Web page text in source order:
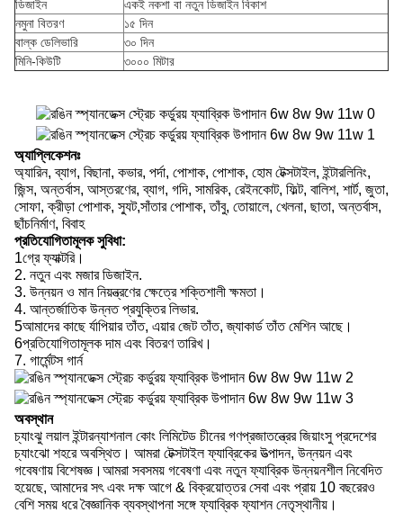
ডিজাইন
একই নকশা বা নতুন ডিজাইন বিকাশ
নমুনা বিতরণ
১৫ দিন
বাল্ক ডেলিভারি
৩০ দিন
মিনি-কিউটি
৩০০০ মিটার
অ্যাপ্লিকেশনঃ
অ্যারিন, ব্যাগ, বিছানা, কভার, পর্দা, পোশাক, পোশাক, হোম টেক্সটাইল, ইন্টারলিনিং,
জিন্স, অন্তর্বাস, আস্তরণের, ব্যাগ, গদি, সামরিক, রেইনকোট, ফিল্ট, বালিশ, শার্ট, জুতা,
সোফা, ক্রীড়া পোশাক, স্যুট,সাঁতার পোশাক, তাঁবু, তোয়ালে, খেলনা, ছাতা, অন্তর্বাস,
ছাঁচনির্মাণ, বিবাহ
প্রতিযোগিতামূলক সুবিধা:
1গ্রে ফ্যাক্টরি।
2. নতুন এবং মজার ডিজাইন.
3. উন্নয়ন ও মান নিয়ন্ত্রণের ক্ষেত্রে শক্তিশালী ক্ষমতা।
4. আন্তর্জাতিক উন্নত প্রযুক্তির লিভার.
5আমাদের কাছে র্যাপিয়ার তাঁত, এয়ার জেট তাঁত, জ্যাকার্ড তাঁত মেশিন আছে।
6প্রতিযোগিতামূলক দাম এবং বিতরণ তারিখ।
7. গার্মেন্টস গার্ন
অবস্থান
চ্যাংঝু লয়াল ইন্টারন্যাশনাল কোং লিমিটেড চীনের গণপ্রজাতন্ত্রের জিয়াংসু প্রদেশের
চ্যাংঝো শহরে অবস্থিত। আমরা টেক্সটাইল ফ্যাব্রিকের উত্পাদন, উন্নয়ন এবং
গবেষণায় বিশেষজ্ঞ।আমরা সবসময় গবেষণা এবং নতুন ফ্যাব্রিক উন্নয়নশীল নিবেদিত
হয়েছে, আমাদের সৎ এবং দক্ষ আগে & বিক্রয়োত্তর সেবা এবং প্রায় 10 বছরেরও
বেশি সময় ধরে বৈজ্ঞানিক ব্যবস্থাপনা সঙ্গে ফ্যাব্রিক ফ্যাশন নেতৃস্থানীয়।